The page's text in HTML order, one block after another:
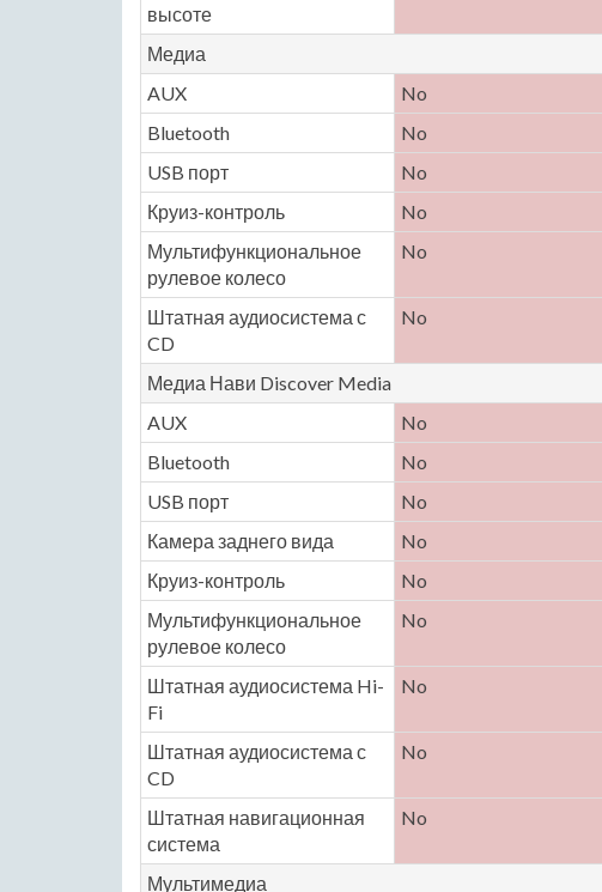
высоте
Медиа
AUX
No
Bluetooth
No
USB порт
No
Круиз-контроль
No
Мультифункциональное
рулевое колесо
No
Штатная аудиосистема с
CD
No
Медиа Нави Discover Media
AUX
No
Bluetooth
No
USB порт
No
Камера заднего вида
No
Круиз-контроль
No
Мультифункциональное
рулевое колесо
No
Штатная аудиосистема Hi-
Fi
No
Штатная аудиосистема с
CD
No
Штатная навигационная
система
No
Мультимедиа